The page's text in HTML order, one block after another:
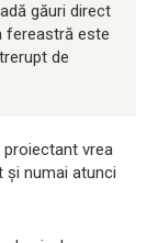
găuri direct
fereastră este
de
proiectant vrea
și numai atunci